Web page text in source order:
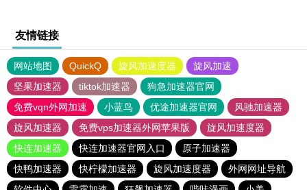
友情链接
网站地图 QuickQ 旋风加速度器
旋风加速
坚果加速器
tiktok加速器
狗急加速器官网
免费vqn外网加速
小蓝鸟 优途加速器官网
风驰加速器
旋风加速器
免费vps加速器外网苹果版
旋风加速度器
快连加速器
快连加速器官网入口
原子加速器
快鸭加速器
快柠檬加速器 旋风加速度器
外网网址导航